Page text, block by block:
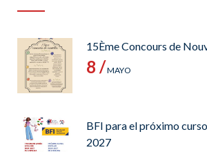
15Ème Concours de
8 /MAYO
BFI para el próximo
2027